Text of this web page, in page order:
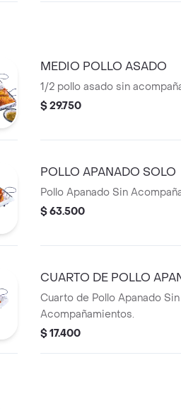
MEDIO POLLO ASADO
1/2 pollo asado sin
$ 29.750
POLLO APANADO SOLO
Pollo Apanado Sin
$ 63.500
CUARTO DE POLLO
Cuarto de Pollo Apanado Sin
Acompañamientos.
$ 17.400